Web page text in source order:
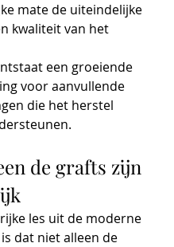
mate de uiteindelijke
kwaliteit van het
een groeiende
voor aanvullende
die het herstel
de grafts zijn
les uit de moderne
dat niet alleen de